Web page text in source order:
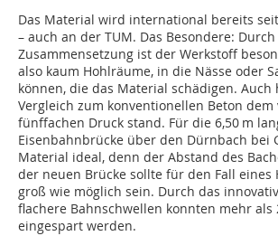
Das Material wird international bereits
– auch an der TUM. Das Besondere:
Zusammensetzung ist der Werkstoff
also kaum Hohlräume, in die Nässe oder
können, die das Material schädigen. Auch
Vergleich zum konventionellen Beton dem
fünffachen Druck stand. Für die 6,50 m
Eisenbahnbrücke über den Dürnbach bei
Material ideal, denn der Abstand des
der neuen Brücke sollte für den Fall eines
groß wie möglich sein. Durch das
flachere Bahnschwellen konnten mehr als
eingespart werden.